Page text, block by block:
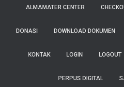
ALMAMATER CENTER
DONASI DOWNLOAD DOKUMEN
KONTAK LOGIN LOGOUT
PERPUS DIGITAL